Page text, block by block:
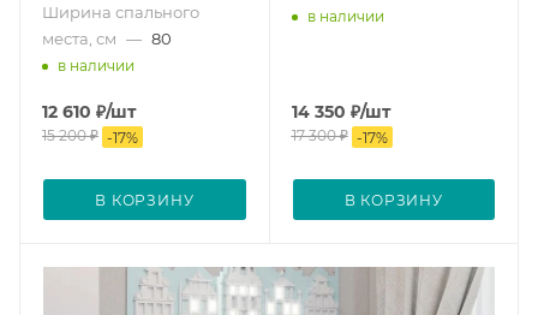
Ширина спального
места, см — 80
в наличии
12 610 ₽/шт
15 200₽ -17%
В КОРЗИНУ
в наличии
14 350 ₽/шт
17 300₽ -17%
В КОРЗИНУ